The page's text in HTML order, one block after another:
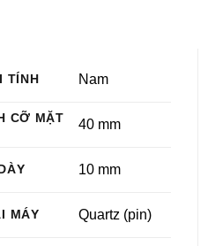
TÍNH Nam
CỠ MẶT
40 mm
10 mm
MÁY Quartz (pin)